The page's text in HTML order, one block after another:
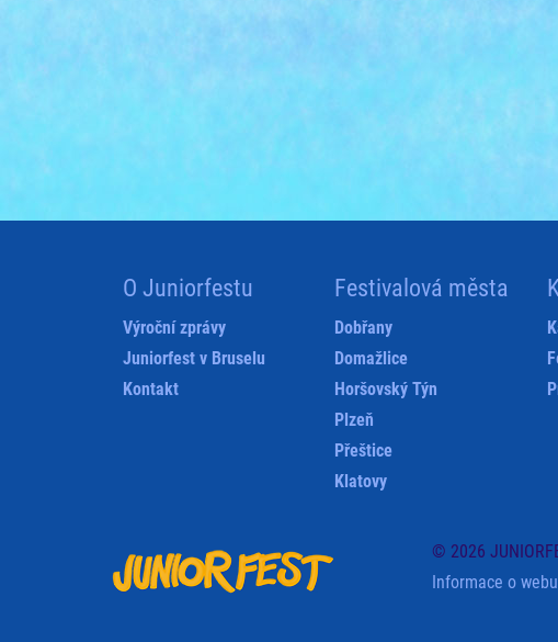
O Juniorfestu
Výroční zprávy
Juniorfest v Bruselu
Kontakt
Festivalová města
Dobřany
Domažlice
Horšovský Týn
Plzeň
Přeštice
Klatovy
© 2026
Informace o webu